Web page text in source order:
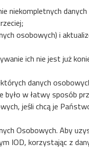
niekompletnych
osobowych) i
ich nie jest już
danych
w łatwy sposób
jeśli chcą je
Osobowych. Aby
IOD, korzystając z